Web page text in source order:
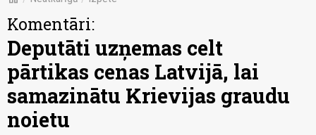
Komentāri:
Deputāti uzņemas celt
pārtikas cenas Latvijā, lai
samazinātu Krievijas graudu
noietu